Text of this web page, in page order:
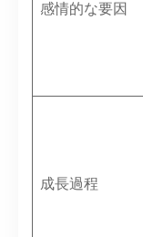
感情的な要因
成長過程